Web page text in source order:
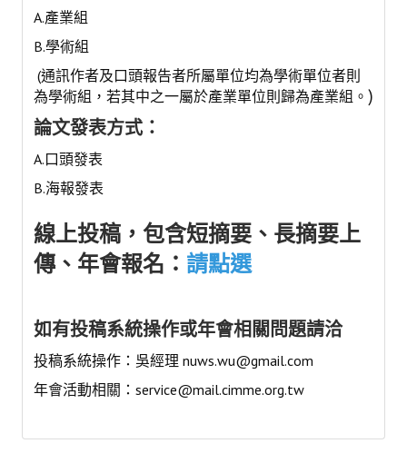
年會活動
國際交流活動
兩岸交流活動
活動照片
活動影片
相關連結
聯絡我們
會員申請
會員登入
A.產業組
B.學術組
(通訊作者及口頭報告者所屬單位均為學術單位者則
為學術組，若其中之一屬於產業單位則歸為產業組。 )
論文發表方式：
A.口頭發表
B.海報發表
線上投稿，包含短摘要、長摘要上
傳、年會報名： 請點選
如有投稿系統操作或年會相關問題請洽
投稿系統操作：吳經理 nuws.wu@gmail.com
年會活動相關： service@mail.cimme.org.tw